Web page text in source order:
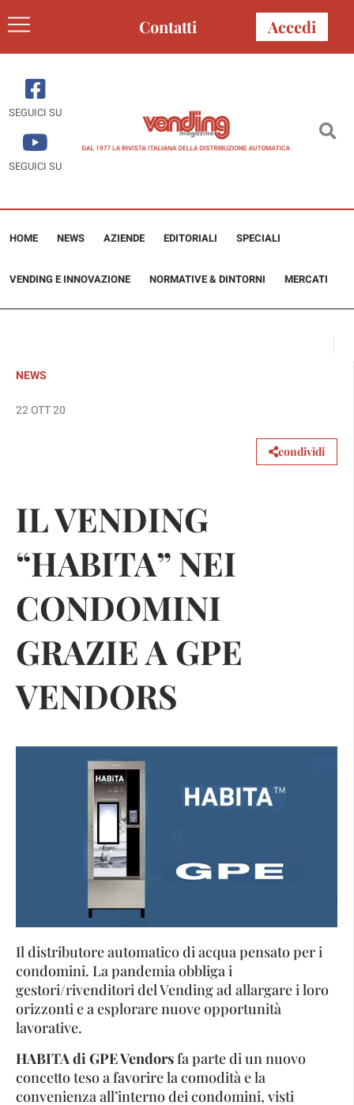
Contatti Accedi
SEGUICI SU
SEGUICI SU
HOME NEWS AZIENDE EDITORIALI SPECIALI
VENDING E INNOVAZIONE NORMATIVE & DINTORNI MERCATI
NEWS
22 OTT 20
condividi
IL VENDING
“HABITA” NEI
CONDOMINI
GRAZIE A GPE
VENDORS
Il distributore automatico di acqua pensato per i
condomini. La pandemia obbliga i
gestori/rivenditori del Vending ad allargare i loro
orizzonti e a esplorare nuove opportunità
lavorative.
HABITA di GPE Vendorsfa parte di un nuovo
concetto teso a favorire la comodità e la
convenienza all’interno dei condomini, visti